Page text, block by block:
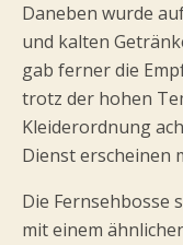
Daneben wurde
und kalten
gab ferner die
trotz der hohen
Kleiderordnung
Dienst erscheinen
Die Fernsehbosse
mit einem